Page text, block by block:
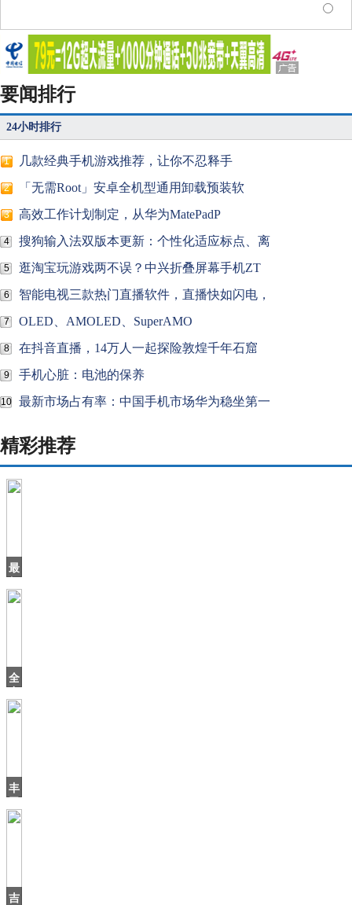
要闻排行
24小时排行
1 几款经典手机游戏推荐，让你不忍释手
2 「无需Root」安卓全机型通用卸载预装软
3 高效工作计划制定，从华为MatePadP
4 搜狗输入法双版本更新：个性化适应标点、离
5 逛淘宝玩游戏两不误？中兴折叠屏幕手机ZT
6 智能电视三款热门直播软件，直播快如闪电，
7 OLED、AMOLED、SuperAMO
8 在抖音直播，14万人一起探险敦煌千年石窟
9 手机心脏：电池的保养
10 最新市场占有率：中国手机市场华为稳坐第一
精彩推荐
最
宜
定
引
全
压
新
款
丰
版
了，
车
吉